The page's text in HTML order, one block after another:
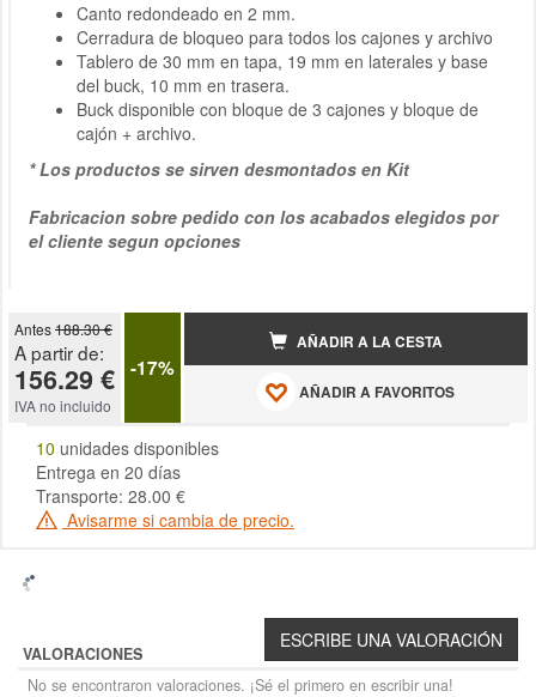
Canto redondeado en 2 mm.
Cerradura de bloqueo para todos los cajones y archivo
Tablero de 30 mm en tapa, 19 mm en laterales y base
del buck, 10 mm en trasera.
Buck disponible con bloque de 3 cajones y bloque de
cajón + archivo.
* Los productos se sirven desmontados en Kit
Fabricacion sobre pedido con los acabados elegidos por
el cliente segun opciones
Antes188.30 €
A partir de:
156.29 €
IVA no incluido
-17%
AÑADIR A LA CESTA
AÑADIR A FAVORITOS
10 unidades disponibles
Entrega en 20 días
Transporte: 28.00 €
Avisarme si cambia de precio.
VALORACIONES
No se encontraron valoraciones. ¡Sé el primero en escribir una!